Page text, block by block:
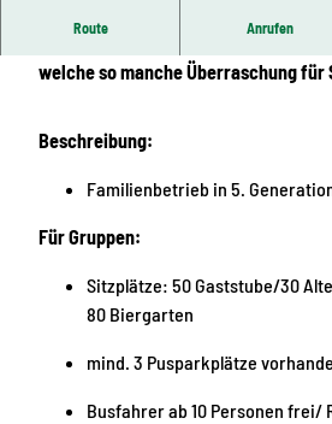
Route Anrufen
welche so manche Überraschung für
Beschreibung:
Familienbetrieb in 5.
Für Gruppen:
Sitzplätze: 50 Gaststube/30
80 Biergarten
mind. 3 Pusparkplätze
Busfahrer ab 10 Personen frei/